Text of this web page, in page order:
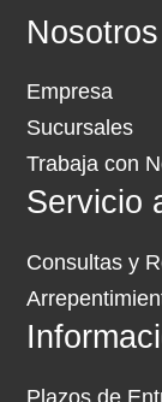
Nosotros
Empresa
Sucursales
Trabaja con
Servicio
Consultas y
Plazos de